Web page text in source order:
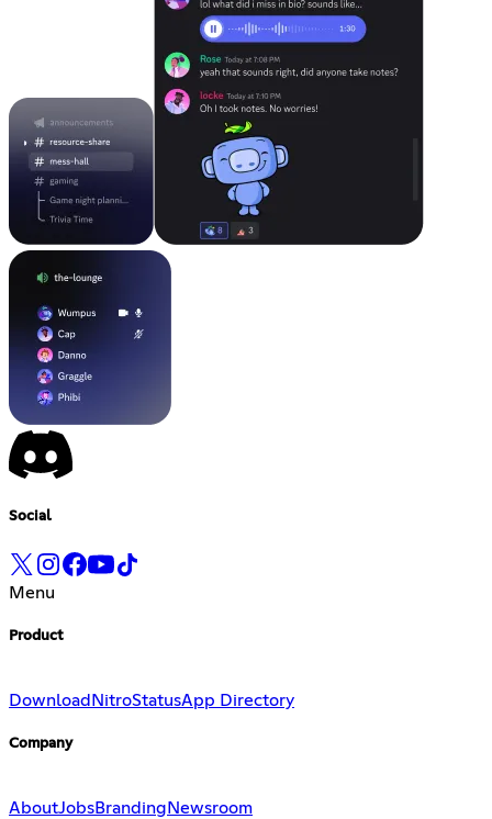
Social
Menu
Product
Download NitroStatusApp Directory
Company
AboutJobsBranding Newsroom